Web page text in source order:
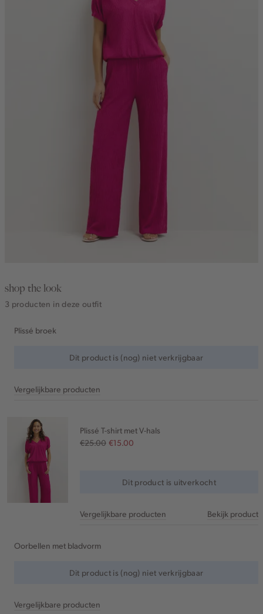
shop the look
3 producten in deze outfit
Plissé broek
Dit product is (nog) niet verkrijgbaar
Vergelijkbare producten
Plissé T-shirt met V-hals
€25.00 €15.00
Dit product is uitverkocht
Vergelijkbare producten Bekijk product
Oorbellen met bladvorm
Dit product is (nog) niet verkrijgbaar
Vergelijkbare producten